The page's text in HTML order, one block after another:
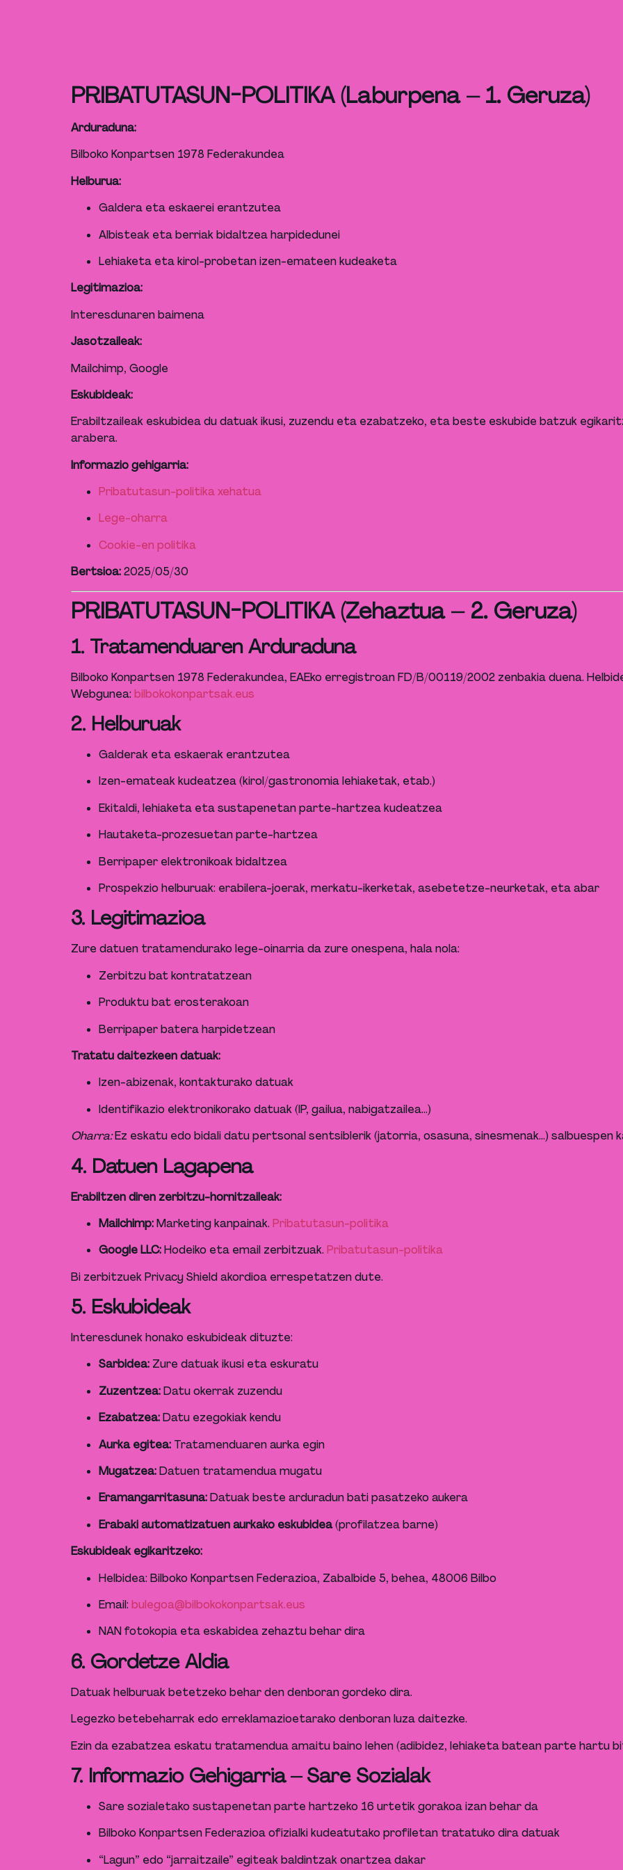
PRIBATUTASUN-POLITIKA (Laburpena – 1. Geruza)
Arduraduna:
Bilboko Konpartsen 1978 Federakundea
Helburua:
Galdera eta eskaerei erantzutea
Albisteak eta berriak bidaltzea harpidedunei
Lehiaketa eta kirol-probetan izen-emateen kudeaketa
Legitimazioa:
Interesdunaren baimena
Jasotzaileak:
Mailchimp, Google
Eskubideak:
Erabiltzaileak eskubidea du datuak ikusi, zuzendu eta ezabatzeko, eta beste eskubide batzuk
arabera.
Informazio gehigarria:
Pribatutasun-politika xehatua
Lege-oharra
Cookie-en politika
Bertsioa:2025/05/30
PRIBATUTASUN-POLITIKA (Zehaztua – 2. Geruza)
1. Tratamenduaren Arduraduna
Bilboko Konpartsen 1978 Federakundea, EAEko erregistroan FD/B/00119/2002 zenbakia duena.
Webgunea: bilbokokonpartsak.eus
2. Helburuak
Galderak eta eskaerak erantzutea
Izen-emateak kudeatzea (kirol/gastronomia lehiaketak, etab.)
Ekitaldi, lehiaketa eta sustapenetan parte-hartzea kudeatzea
Hautaketa-prozesuetan parte-hartzea
Berripaper elektronikoak bidaltzea
Prospekzio helburuak: erabilera-joerak, merkatu-ikerketak, asebetetze-neurketak, eta abar
3. Legitimazioa
Zure datuen tratamendurako lege-oinarria da zure onespena, hala nola:
Zerbitzu bat kontratatzean
Produktu bat erosterakoan
Berripaper batera harpidetzean
Tratatu daitezkeen datuak:
Izen-abizenak, kontakturako datuak
Identifikazio elektronikorako datuak (IP, gailua, nabigatzailea…)
Oharra:Ez eskatu edo bidali datu pertsonal sentsiblerik (jatorria, osasuna, sinesmenak…) salbuespen
4. Datuen Lagapena
Erabiltzen diren zerbitzu-hornitzaileak:
Mailchimp:Marketing kanpainak. Pribatutasun-politika
Google LLC:Hodeiko eta email zerbitzuak. Pribatutasun-politika
Bi zerbitzuek Privacy Shield akordioa errespetatzen dute.
5. Eskubideak
Interesdunek honako eskubideak dituzte:
Sarbidea: Zure datuak ikusi eta eskuratu
Zuzentzea:Datu okerrak zuzendu
Ezabatzea:Datu ezegokiak kendu
Aurka egitea: Tratamenduaren aurka egin
Mugatzea:Datuen tratamendua mugatu
Eramangarritasuna:Datuak beste arduradun bati pasatzeko aukera
Erabaki automatizatuen aurkako eskubidea(profilatzea barne)
Eskubideak egikaritzeko:
Helbidea: Bilboko Konpartsen Federazioa, Zabalbide 5, behea, 48006 Bilbo
Email: bulegoa@bilbokokonpartsak.eus
NAN fotokopia eta eskabidea zehaztu behar dira
6. Gordetze Aldia
Datuak helburuak betetzeko behar den denboran gordeko dira.
Legezko betebeharrak edo erreklamazioetarako denboran luza daitezke.
Ezin da ezabatzea eskatu tratamendua amaitu baino lehen (adibidez, lehiaketa batean parte hartu
7. Informazio Gehigarria – Sare Sozialak
Sare sozialetako sustapenetan parte hartzeko 16 urtetik gorakoa izan behar da
Bilboko Konpartsen Federazioa ofizialki kudeatutako profiletan tratatuko dira datuak
“Lagun” edo “jarraitzaile” egiteak baldintzak onartzea dakar